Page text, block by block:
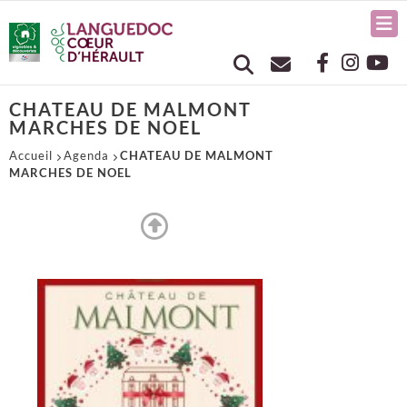
CHATEAU DE MALMONT
MARCHES DE NOEL
Accueil Agenda
CHATEAU DE MALMONT
MARCHES DE NOEL